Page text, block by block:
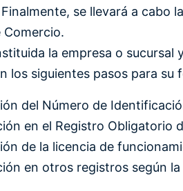
se llevará a cabo
Comercio.
la empresa o sucursal
los siguientes pasos para su
del Número de
en el Registro Obligatorio
de la licencia de
en otros registros según